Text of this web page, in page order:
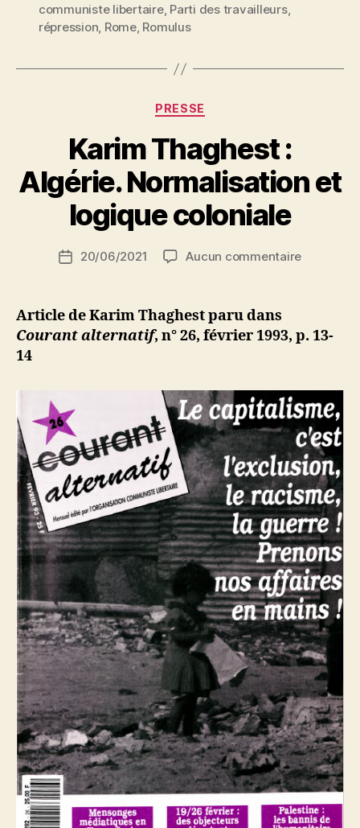
communiste libertaire, Parti des travailleurs,
répression, Rome, Romulus
Catégories
PRESSE
Karim Thaghest :
Algérie. Normalisation et
logique coloniale
de
P
a
r
S
N
ji
b
Date20/06/2021 Aucun commentairesur
Article de Karim Thaghest paru dans
Courant alternatif, n° 26, février 1993, p. 13-
14